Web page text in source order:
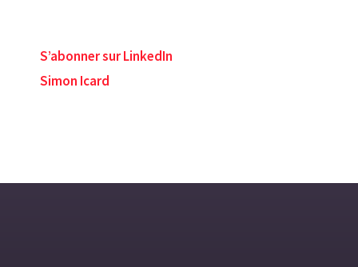
S’abonner sur LinkedIn
Simon Icard